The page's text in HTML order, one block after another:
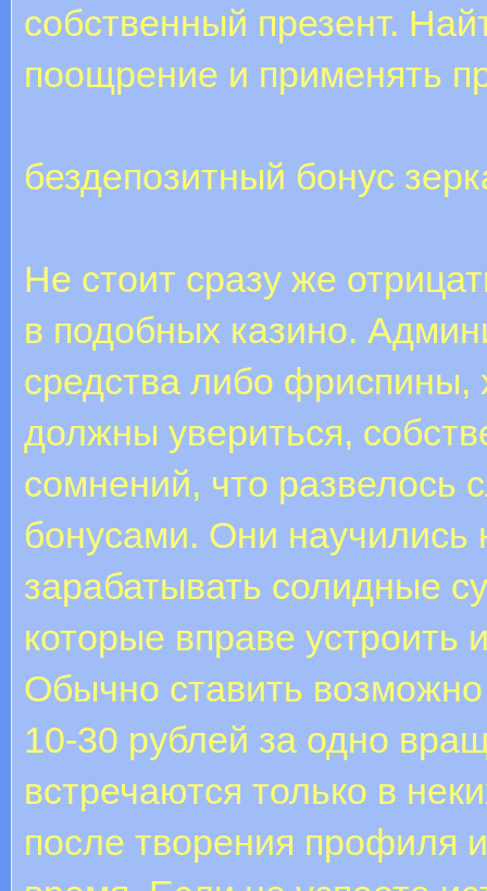
собственный презент.
поощрение и применять
бездепозитный бонус
Не стоит сразу же
в подобных казино.
средства либо фриспины,
должны увериться,
сомнений, что развелось
бонусами. Они научились
зарабатывать солидные
которые вправе устроить
Обычно ставить
10-30 рублей за одно
встречаются только в
после творения профиля